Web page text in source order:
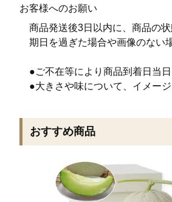
お客様へのお願い
商品発送後3日以内に、商品の
期日を過ぎた場合や画像のない
●ご不在等により商品到着日当
●大きさや味について、イメー
おすすめ商品